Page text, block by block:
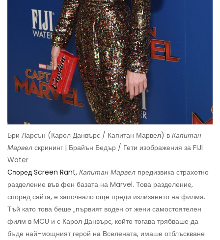
Бри Ларсън (Карол Данвърс / Капитан Марвел) в Капитан
Марвел скрининг | Брайън Бедър / Гети изображения за FIJI
Water
Според Screen Rant, Капитан Марвел предизвика страхотно
разделение във фен базата на Marvel. Това разделение,
според сайта, е започнало още преди излизането на филма.
Тъй като това беше „първият воден от жени самостоятелен
филм в MCU и с Карол Данвърс, който тогава трябваше да
бъде най-мощният герой на Вселената, имаше отблъскване